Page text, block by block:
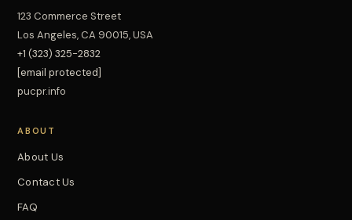
123 Commerce Street
Los Angeles, CA 90015, USA
+1 (323) 325-2832
[email protected]
pucpr.info
ABOUT
About Us
Contact Us
FAQ